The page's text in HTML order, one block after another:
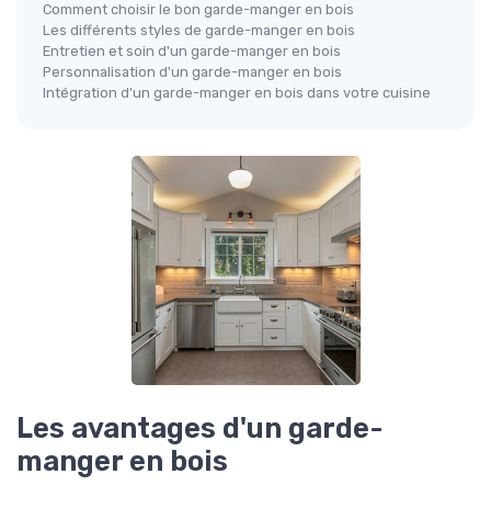
Comment choisir le bon garde-manger en bois
Les différents styles de garde-manger en bois
Entretien et soin d'un garde-manger en bois
Personnalisation d'un garde-manger en bois
Intégration d'un garde-manger en bois dans votre cuisine
Les avantages d'un garde-
manger en bois